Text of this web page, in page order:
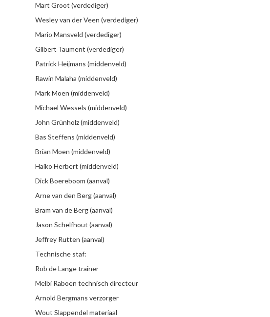
Mart Groot (verdediger)
Wesley van der Veen (verdediger)
Mario Mansveld (verdediger)
Gilbert Taument (verdediger)
Patrick Heijmans (middenveld)
Rawin Malaha (middenveld)
Mark Moen (middenveld)
Michael Wessels (middenveld)
John Grünholz (middenveld)
Bas Steffens (middenveld)
Brian Moen (middenveld)
Haiko Herbert (middenveld)
Dick Boereboom (aanval)
Arne van den Berg (aanval)
Bram van de Berg (aanval)
Jason Schelfhout (aanval)
Jeffrey Rutten (aanval)
Technische staf:
Rob de Lange trainer
Melbi Raboen technisch directeur
Arnold Bergmans verzorger
Wout Slappendel materiaal